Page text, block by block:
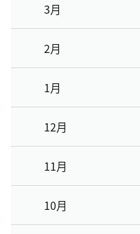
3月
2月
1月
12月
11月
10月